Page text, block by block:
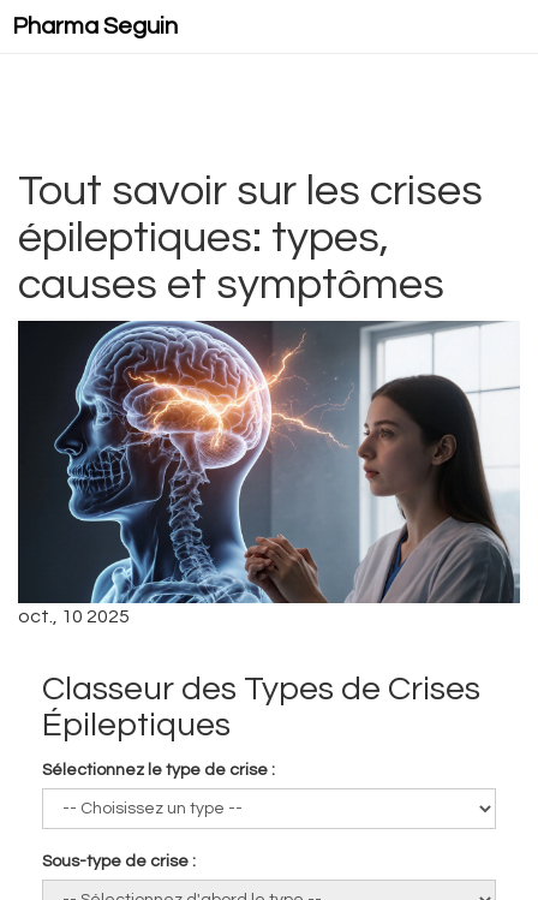
Pharma Seguin
Tout savoir sur les crises
épileptiques: types,
causes et symptômes
oct., 10 2025
Classeur des Types de Crises
Épileptiques
Sélectionnez le type de crise :
Sous-type de crise :